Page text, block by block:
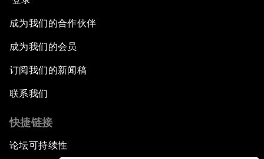
成为我们的合作伙伴
成为我们的会员
订阅我们的新闻稿
联系我们
快捷链接
论坛可持续性